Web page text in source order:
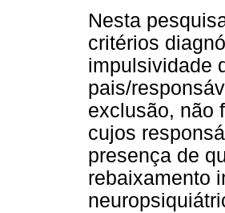
Nesta
critérios
impulsividade
pais/
exclusão, não
cujos
presença de
rebaixamento